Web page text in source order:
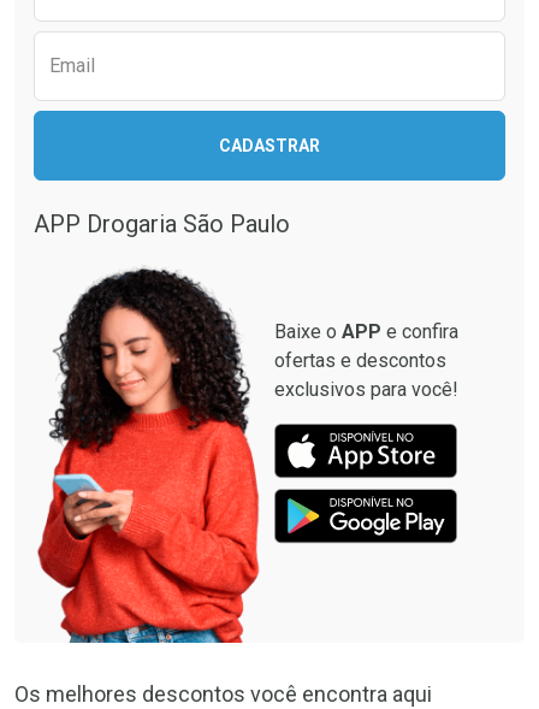
Email
CADASTRAR
APP Drogaria São Paulo
Baixe o APP e confira
ofertas e descontos
exclusivos para você!
Os melhores descontos você encontra aqui